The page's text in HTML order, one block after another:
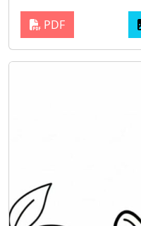
PDF